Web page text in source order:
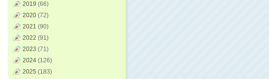
2019 (66)
2020 (72)
2021 (90)
2022 (91)
2023 (71)
2024 (126)
2025 (183)